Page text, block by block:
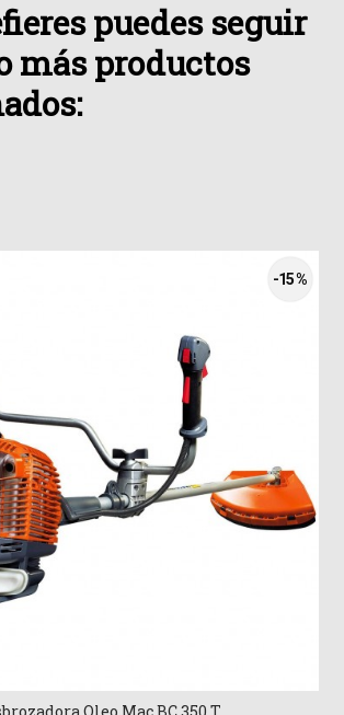
puedes seguir
más productos
-15 %
Oleo Mac BC 350 T.